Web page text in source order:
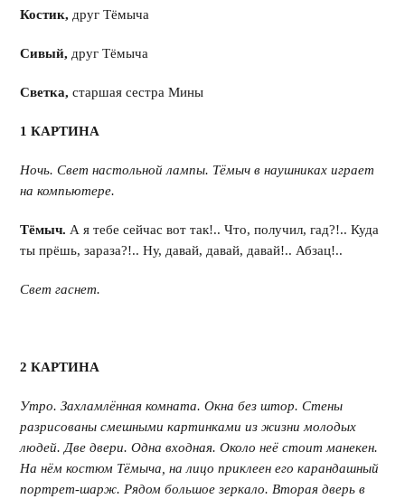
Костик, друг Тёмыча
Сивый, друг Тёмыча
Светка, старшая сестра Мины
1 КАРТИНА
Ночь. Свет настольной лампы. Тёмыч в наушниках играет
на компьютере.
Тёмыч. А я тебе сейчас вот так!.. Что, получил, гад?!.. Куда
ты прёшь, зараза?!.. Ну, давай, давай, давай!.. Абзац!..
Свет гаснет.
2 КАРТИНА
Утро. Захламлённая комната. Окна без штор. Стены
разрисованы смешными картинками из жизни молодых
людей. Две двери. Одна входная. Около неё стоит манекен.
На нём костюм Тёмыча, на лицо приклеен его карандашный
портрет-шарж. Рядом большое зеркало. Вторая дверь в